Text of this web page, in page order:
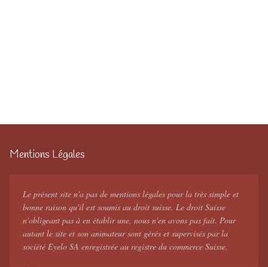
Mentions Légales
Le présent site n'a pas de mentions légales pour la très simple et
bonne raison qu'il est soumis au droit suisse. Le droit Suisse
n'obligeant pas à en établir une, nous n'en avons pas fait. Pour
autant le site et son animateur sont gérés et supervisés par la
société Eyelo SA enregistrée au registre du commerce Suisse.